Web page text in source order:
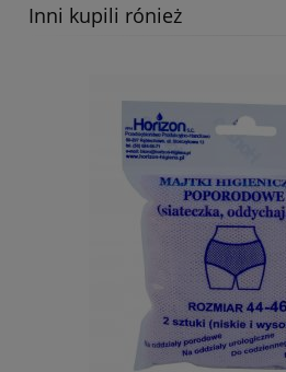
Inni kupili rónież